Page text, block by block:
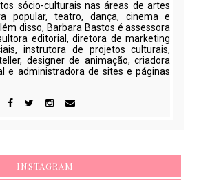
sócio-culturais nas áreas de artes
popular, teatro, dança, cinema e
disso, Barbara Bastos é assessora
editorial, diretora de marketing
instrutora de projetos culturais,
designer de animação, criadora
e administradora de sites e páginas
INSTAGRAM